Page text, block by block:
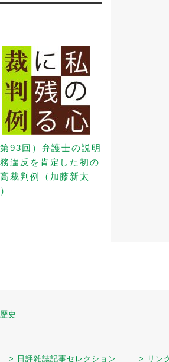
第93回）弁護士の説明
違反を肯定した初の
裁判例（加藤新太
歴史
> 日評雑誌記事セレクション > リン